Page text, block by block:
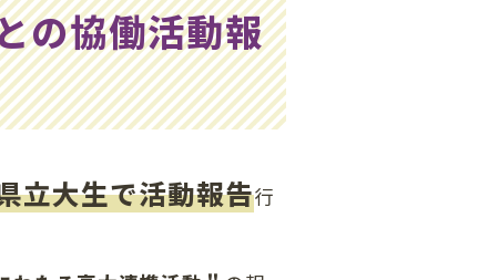
の協働活動報
立大生で活動報告行